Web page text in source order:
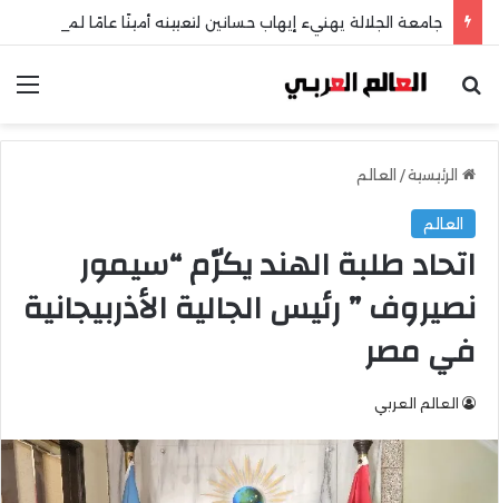
بحث عن
الرئيسية/ العالم
العالم
اتحاد طلبة الهند يكرّم “سيمور
نصيروف ” رئيس الجالية الأذربيجانية
في مصر
العالم العربي